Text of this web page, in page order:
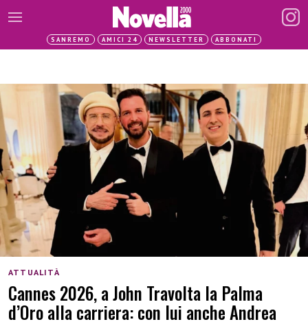
SANREMO AMICI 24 NEWSLETTER ABBONATI
ATTUALITÀ
Cannes 2026, a John Travolta la Palma
d’Oro alla carriera: con lui anche Andrea